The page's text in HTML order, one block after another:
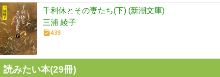
千利休とその妻たち(下) (新潮文庫)
三浦 綾子
439
読みたい本(29冊)